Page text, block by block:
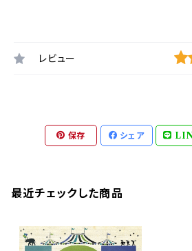
レビュー
保存 シェア
最近チェックした商品